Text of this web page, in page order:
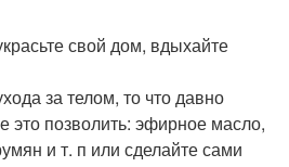
свой дом, вдыхайте
за телом, то что давно
это позволить: эфирное масло,
и т. п или сделайте сами